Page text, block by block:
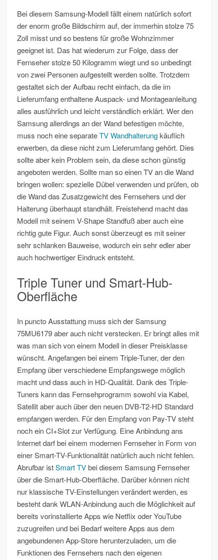
Bei diesem Samsung-Modell fällt einem natürlich sofort
der enorm große Bildschirm auf, der immerhin stolze 75
Zoll misst und so bestens für große Wohnzimmer
geeignet ist. Das hat wiederum zur Folge, dass der
Fernseher stolze 50 Kilogramm wiegt und so unbedingt
von zwei Personen aufgestellt werden sollte. Trotzdem
gestaltet sich der Aufbau recht einfach, da die im
Lieferumfang enthaltene Auspack- und Montageanleitung
alles ausführlich und leicht verständlich erklärt. Wer den
Samsung allerdings an der Wand befestigen möchte,
muss noch eine separateTV Wandhalterungkäuflich
erwerben, da diese nicht zum Lieferumfang gehört. Dies
sollte aber kein Problem sein, da diese schon günstig
angeboten werden. Sollte man so einen TV an die Wand
bringen wollen: spezielle Dübel verwenden und prüfen, ob
die Wand das Zusatzgewicht des Fernsehers und der
Halterung überhaupt standhält. Freistehend macht das
Modell mit seinem V-Shape Standfuß aber auch eine
richtig gute Figur. Auch sonst überzeugt es mit seiner
sehr schlanken Bauweise, wodurch ein sehr edler aber
auch hochwertiger Eindruck entsteht.
Triple Tuner und Smart-Hub-
Oberfläche
In puncto Ausstattung muss sich der Samsung
75MU6179 aber auch nicht verstecken. Er bringt alles mit
was man sich von einem Modell in dieser Preisklasse
wünscht. Angefangen bei einem Triple-Tuner, der den
Empfang über verschiedene Empfangswege möglich
macht und dass auch in HD-Qualität. Dank des Triple-
Tuners kann das Fernsehprogramm sowohl via Kabel,
Satellit aber auch über den neuen DVB-T2-HD Standard
empfangen werden. Für den Empfang von Pay-TV steht
noch ein CI+Slot zur Verfügung. Eine Anbindung ans
Internet darf bei einem modernen Fernseher in Form von
einer Smart-TV-Funktionalität natürlich auch nicht fehlen.
Abrufbar istSmart TVbei diesem Samsung Fernseher
über die Smart-Hub-Oberfläche. Darüber können nicht
nur klassische TV-Einstellungen verändert werden, es
besteht dank WLAN-Anbindung auch die Möglichkeit auf
bereits vorinstallierte Apps wie Netflix oder YouTube
zuzugreifen und bei Bedarf weitere Apps aus dem
angebundenen App-Store herunterzuladen, um die
Funktionen des Fernsehers nach den eigenen